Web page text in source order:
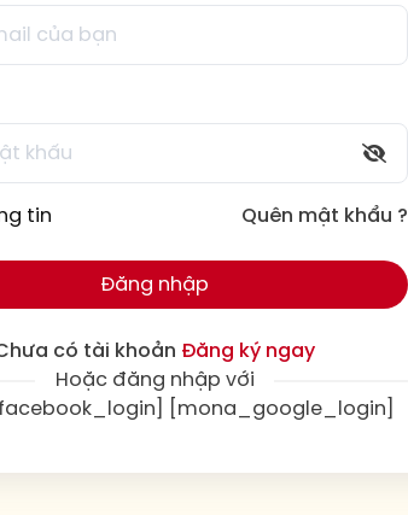
tin Quên mật khẩu ?
Đăng nhập
có tài khoản Đăng ký ngay
Hoặc đăng nhập với
[mona_google_login]